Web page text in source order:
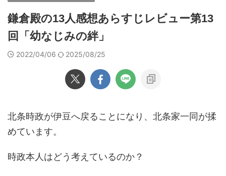
鎌倉殿の13人感想あらすじレビュー第13
回「幼なじみの絆」
2022/04/06 2025/08/25
北条時政が伊豆へ戻ることになり、北条家一同が揉
めています。
時政本人はどう考えているのか？